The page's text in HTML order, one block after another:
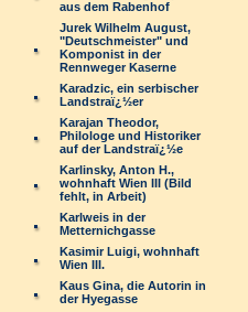
aus dem Rabenhof
Jurek Wilhelm August,
"Deutschmeister" und
Komponist in der
Rennweger Kaserne
Karadzic, ein serbischer
Landstraï¿½er
Karajan Theodor,
Philologe und Historiker
auf der Landstraï¿½e
Karlinsky, Anton H.,
wohnhaft Wien III (Bild
fehlt, in Arbeit)
Karlweis in der
Metternichgasse
Kasimir Luigi, wohnhaft
Wien III.
Kaus Gina, die Autorin in
der Hyegasse